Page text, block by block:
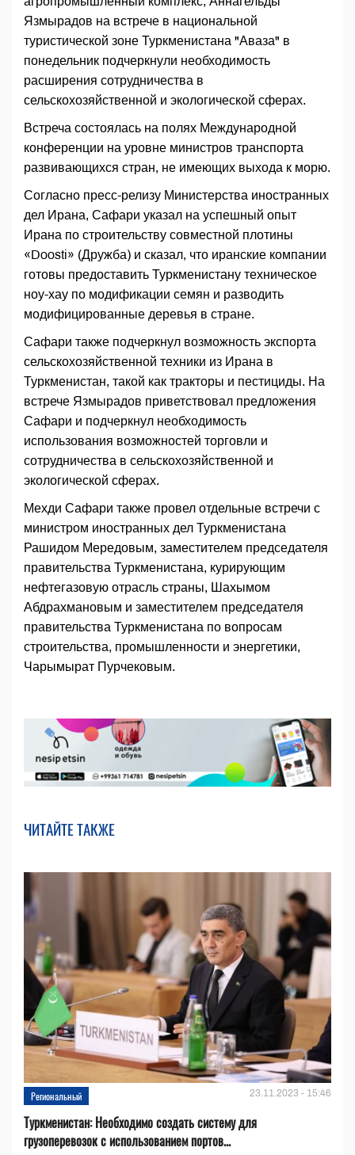
Язмырадов на встрече в национальной
туристической зоне Туркменистана "Аваза" в
понедельник подчеркнули необходимость
расширения сотрудничества в
сельскохозяйственной и экологической сферах.
Встреча состоялась на полях Международной
конференции на уровне министров транспорта
развивающихся стран, не имеющих выхода к морю.
Согласно пресс-релизу Министерства иностранных
дел Ирана, Сафари указал на успешный опыт
Ирана по строительству совместной плотины
«Doosti» (Дружба) и сказал, что иранские компании
готовы предоставить Туркменистану техническое
ноу-хау по модификации семян и разводить
модифицированные деревья в стране.
Сафари также подчеркнул возможность экспорта
сельскохозяйственной техники из Ирана в
Туркменистан, такой как тракторы и пестициды. На
встрече Язмырадов приветствовал предложения
Сафари и подчеркнул необходимость
использования возможностей торговли и
сотрудничества в сельскохозяйственной и
экологической сферах.
Мехди Сафари также провел отдельные встречи с
министром иностранных дел Туркменистана
Рашидом Мередовым, заместителем председателя
правительства Туркменистана, курирующим
нефтегазовую отрасль страны, Шахымом
Абдрахмановым и заместителем председателя
правительства Туркменистана по вопросам
строительства, промышленности и энергетики,
Чарымырат Пурчековым.
ЧИТАЙТЕ ТАКЖЕ
Региональный 23.11.2023 - 15:46
Туркменистан: Необходимо создать систему для
грузоперевозок с использованием портов...